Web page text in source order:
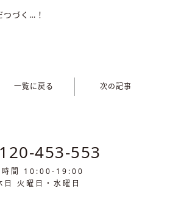
つづく…！
一覧に戻る 次の記事
453-553
時間 10:00-19:00
日 火曜日・水曜日